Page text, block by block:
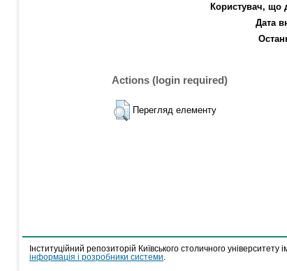
Користувач, що
Дата
Actions (login required)
Перегляд елементу
Інституційний репозиторій Київського столичного
інформація і розробники системи